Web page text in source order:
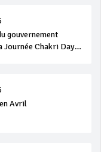
gouvernement
Journée Chakri Day
Avril